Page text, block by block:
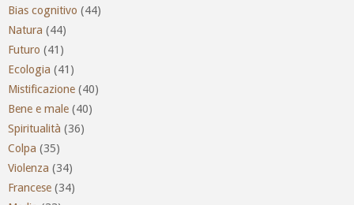
Bias cognitivo (44)
Natura (44)
Futuro (41)
Ecologia (41)
Mistificazione (40)
Bene e male (40)
Spiritualità (36)
Colpa (35)
Violenza (34)
Francese (34)